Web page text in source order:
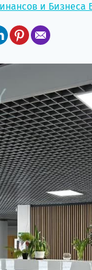
и Бизнеса